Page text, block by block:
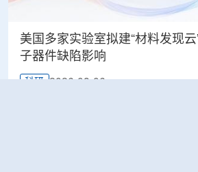
美国多家实验室拟建“材料发现
子器件缺陷影响
科研 2026-08-06